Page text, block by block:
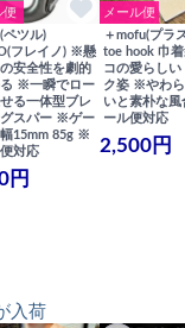
便
ペツル)
フレイノ) ※懸
安全性を劇的
る ※一瞬でロー
る一体型ブレ
グスパー ※ゲー
幅15mm 85g ※
対応
円
メール便
＋mofu(プラ
toe hook 巾
コの愛らしい
ク姿 ※やわ
いと素朴な
ール便対応
2,500円
入荷